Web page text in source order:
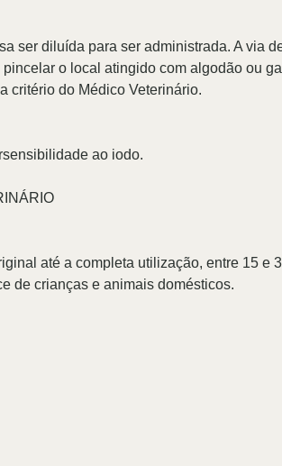
ser diluída para ser administrada. A via
o local atingido com algodão ou
critério do Médico Veterinário.
ao iodo.
até a completa utilização, entre 15 e
de crianças e animais domésticos.